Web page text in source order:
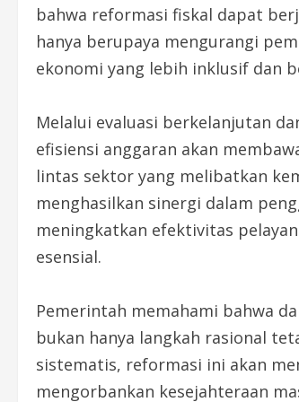
bahwa reformasi fiskal dapat
hanya berupaya mengurangi
ekonomi yang lebih inklusif dan
Melalui evaluasi berkelanjutan
efisiensi anggaran akan
lintas sektor yang melibatkan
menghasilkan sinergi dalam
meningkatkan efektivitas
esensial.
Pemerintah memahami bahwa
bukan hanya langkah rasional
sistematis, reformasi ini akan
mengorbankan kesejahteraan